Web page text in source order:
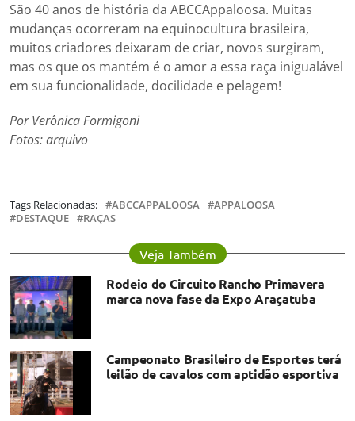
São 40 anos de história da ABCCAppaloosa. Muitas
mudanças ocorreram na equinocultura brasileira,
muitos criadores deixaram de criar, novos surgiram,
mas os que os mantém é o amor a essa raça inigualável
em sua funcionalidade, docilidade e pelagem!
Por Verônica Formigoni
Fotos: arquivo
Tags Relacionadas: ABCCAPPALOOSA
APPALOOSA
DESTAQUE
RAÇAS
Veja Também
Rodeio do Circuito Rancho Primavera
marca nova fase da Expo Araçatuba
Campeonato Brasileiro de Esportes terá
leilão de cavalos com aptidão esportiva